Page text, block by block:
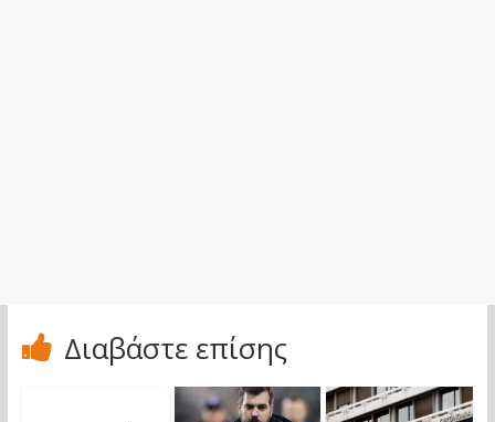
Διαβάστε επίσης